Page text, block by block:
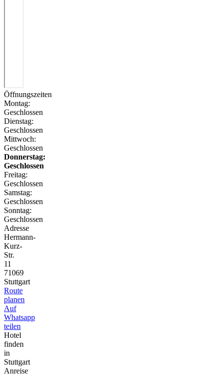
Öffnungszeiten
Montag:
Geschlossen
Dienstag:
Geschlossen
Mittwoch:
Geschlossen
Donnerstag:
Geschlossen
Freitag:
Geschlossen
Samstag:
Geschlossen
Sonntag:
Geschlossen
Adresse
Hermann-
Kurz-
Str.
11
71069
Stuttgart
Route
planen
Auf
Whatsapp
teilen
Hotel
finden
in
Stuttgart
Anreise